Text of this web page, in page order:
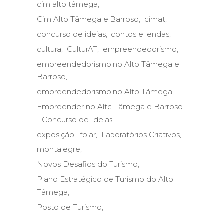
cim alto tâmega
Cim Alto Tâmega e Barroso
cimat
concurso de ideias
contos e lendas
cultura
CulturAT
empreendedorismo
empreendedorismo no Alto Tâmega e
Barroso
empreendedorismo no Alto Tãmega
Empreender no Alto Tâmega e Barroso
- Concurso de Ideias
exposição
folar
Laboratórios Criativos
montalegre
Novos Desafios do Turismo
Plano Estratégico de Turismo do Alto
Tâmega
Posto de Turismo